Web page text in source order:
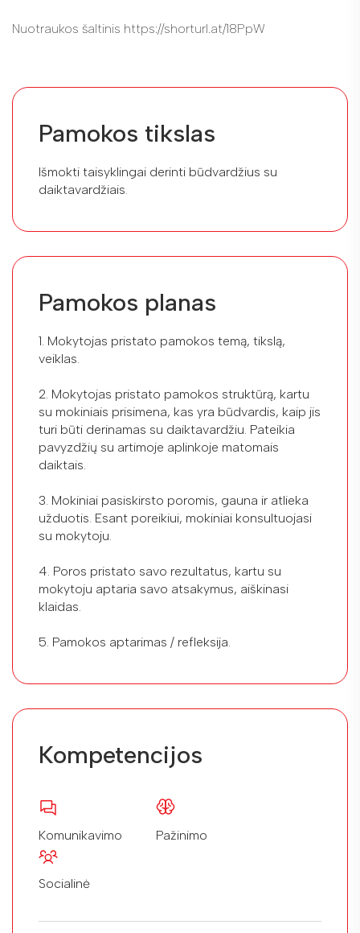
Nuotraukos šaltinis https://shorturl.at/18PpW
Pamokos tikslas
Išmokti taisyklingai derinti būdvardžius su
daiktavardžiais.
Pamokos planas
1. Mokytojas pristato pamokos temą, tikslą,
veiklas.
2. Mokytojas pristato pamokos struktūrą, kartu
su mokiniais prisimena, kas yra būdvardis, kaip jis
turi būti derinamas su daiktavardžiu. Pateikia
pavyzdžių su artimoje aplinkoje matomais
daiktais.
3. Mokiniai pasiskirsto poromis, gauna ir atlieka
užduotis. Esant poreikiui, mokiniai konsultuojasi
su mokytoju.
4. Poros pristato savo rezultatus, kartu su
mokytoju aptaria savo atsakymus, aiškinasi
klaidas.
5. Pamokos aptarimas / refleksija.
Kompetencijos
Komunikavimo Pažinimo
Socialinė